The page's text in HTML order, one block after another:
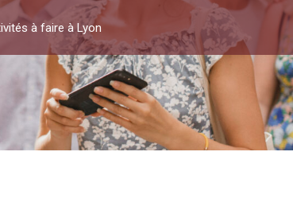
à faire à Lyon